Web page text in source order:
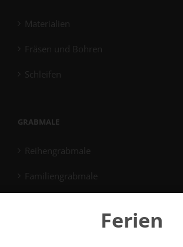
Materialien
Fräsen und Bohren
Schleifen
GRABMALE
Reihengrabmale
Familiengrabmale
GemeinschaftsgrabmaleFerien